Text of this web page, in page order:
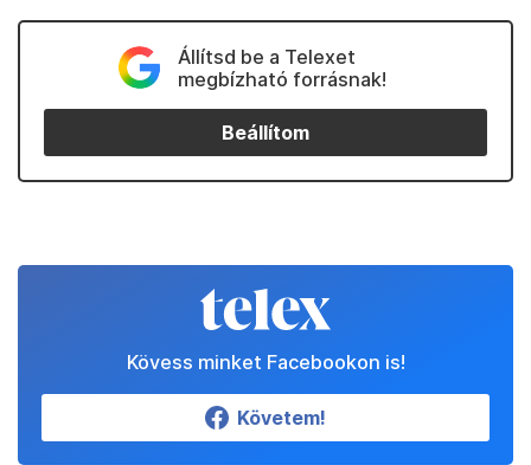
Állítsd be a Telexet
megbízható forrásnak!
Beállítom
Kövess minket Facebookon is!
Követem!